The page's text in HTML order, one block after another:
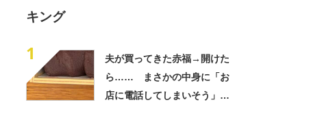
キング
1
夫が買ってきた赤福→開けた
ら…… まさかの中身に「お
店に電話してしまいそう」